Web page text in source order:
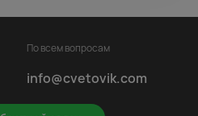
По всем вопросам
info@cvetovik.com